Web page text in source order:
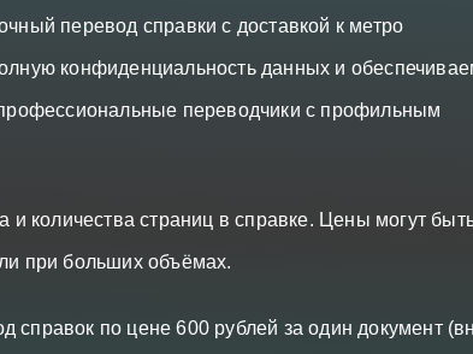
перевод справки с доставкой к метро
конфиденциальность данных и
переводчики с профильным
и количества страниц в справке. Цены могут
при больших объёмах.
справок по цене 600 рублей за один документ